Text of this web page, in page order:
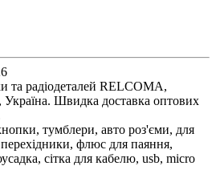
та радіодеталей RELCOMA,
Україна. Швидка доставка оптових
тумблери, авто роз'єми, для
флюс для паяння,
сітка для кабелю, usb, micro